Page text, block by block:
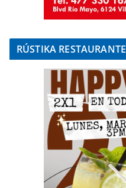
RÚSTIKA RESTAURANTE